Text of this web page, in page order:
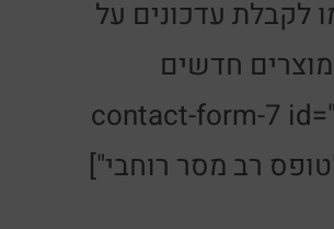
לקבלת עדכונים על
מוצרים חדשים
[contact-form-7